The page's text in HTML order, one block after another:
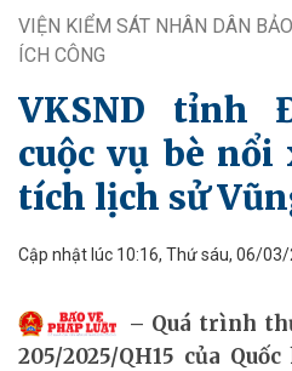
VIỆN KIỂM SÁT NHÂN DÂN
ÍCH CÔNG
VKSND tỉnh
cuộc vụ bè
tích lịch sử
Cập nhật lúc 10:16, Thứ sáu, 06/
Quá trình
205/2025/QH15 của